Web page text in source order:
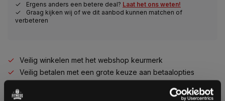
Ergens anders een betere deal? Laat het ons weten!
Graag kijken wij of we dit aanbod kunnen matchen of
verbeteren
Veilig winkelen met het webshop keurmerk
Veilig betalen met een grote keuze aan betaalopties
Voor 95% direct uit voorraad geleverd